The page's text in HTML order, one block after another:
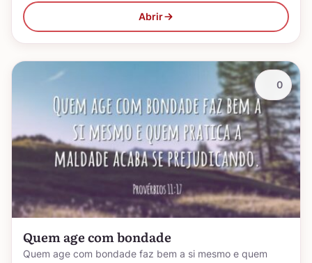
Abrir
Quem age com bondade
Quem age com bondade faz bem a si mesmo e quem
0